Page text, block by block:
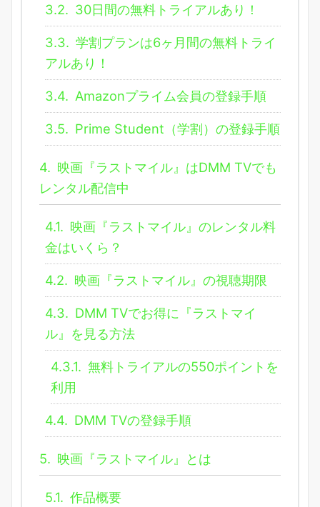
3.2. 30日間の無料トライアルあり！
3.3. 学割プランは6ヶ月間の無料トライ
アルあり！
3.4. Amazonプライム会員の登録手順
3.5. Prime Student（学割）の登録手順
4. 映画『ラストマイル』はDMM TVでも
レンタル配信中
4.1. 映画『ラストマイル』のレンタル料
金はいくら？
4.2. 映画『ラストマイル』の視聴期限
4.3. DMM TVでお得に『ラストマイ
ル』を見る方法
4.3.1. 無料トライアルの550ポイントを
利用
4.4. DMM TVの登録手順
5. 映画『ラストマイル』とは
5.1. 作品概要